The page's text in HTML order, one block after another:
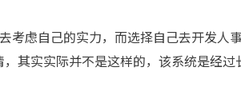
考虑自己的实力，而选择自己去开发人
其实实际并不是这样的，该系统是经